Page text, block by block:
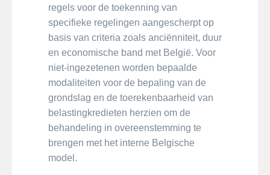
regels voor de toekenning van
specifieke regelingen aangescherpt op
basis van criteria zoals anciënniteit, duur
en economische band met België. Voor
niet-ingezetenen worden bepaalde
modaliteiten voor de bepaling van de
grondslag en de toerekenbaarheid van
belastingkredieten herzien om de
behandeling in overeenstemming te
brengen met het interne Belgische
model.